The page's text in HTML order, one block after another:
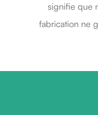
signifie que
fabrication ne